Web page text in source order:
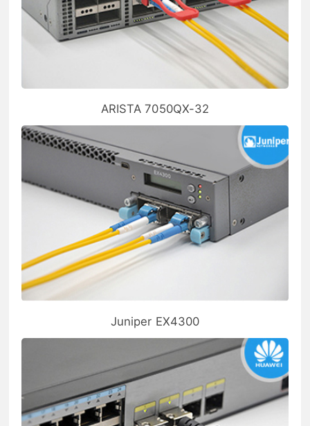
ARISTA 7050QX-32
Juniper EX4300